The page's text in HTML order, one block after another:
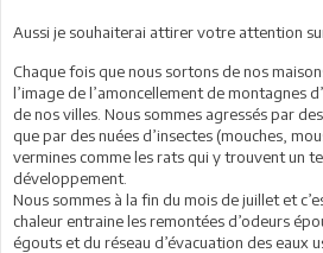
Aussi je souhaiterai attirer votre attention
Chaque fois que nous sortons de nos
l’image de l’amoncellement de montagnes
de nos villes. Nous sommes agressés par
que par des nuées d’insectes (mouches,
vermines comme les rats qui y trouvent un
développement.
Nous sommes à la fin du mois de juillet et
chaleur entraine les remontées d’odeurs
égouts et du réseau d’évacuation des eaux